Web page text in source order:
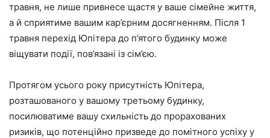
травня, не лише привнесе щастя у ваше сімейне життя,
а й сприятиме вашим кар’єрним досягненням. Після 1
травня перехід Юпітера до п’ятого будинку може
віщувати події, пов’язані із сім’єю.
Протягом усього року присутність Юпітера,
розташованого у вашому третьому будинку,
посилюватиме вашу схильність до прорахованих
ризиків, що потенційно призведе до помітного успіху у